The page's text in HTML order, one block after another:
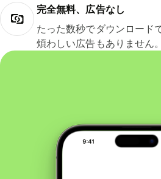
完全無料、広告なし
たった数秒でダウンロード
煩わしい広告もありません。